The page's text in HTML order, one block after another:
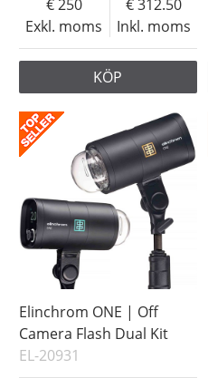
Exkl. moms
250
Inkl. moms
312.50
KÖP
Elinchrom ONE | Off
Camera Flash Dual Kit
EL-20931